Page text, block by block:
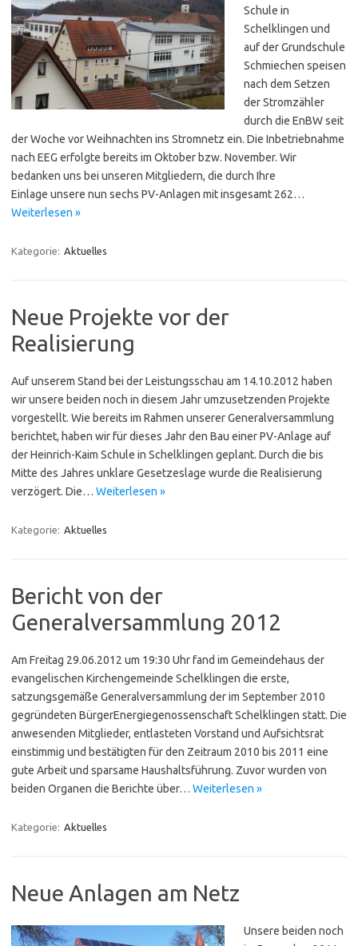
Schule in
Schelklingen und
auf der Grundschule
Schmiechen speisen
nach dem Setzen
der Stromzähler
durch die EnBW seit
der Woche vor Weihnachten ins Stromnetz ein. Die Inbetriebnahme
nach EEG erfolgte bereits im Oktober bzw. November. Wir
bedanken uns bei unseren Mitgliedern, die durch Ihre
Einlage unsere nun sechs PV-Anlagen mit insgesamt 262…
Weiterlesen »
Kategorie: Aktuelles
Neue Projekte vor der
Realisierung
Auf unserem Stand bei der Leistungsschau am 14.10.2012 haben
wir unsere beiden noch in diesem Jahr umzusetzenden Projekte
vorgestellt. Wie bereits im Rahmen unserer Generalversammlung
berichtet, haben wir für dieses Jahr den Bau einer PV-Anlage auf
der Heinrich-Kaim Schule in Schelklingen geplant. Durch die bis
Mitte des Jahres unklare Gesetzeslage wurde die Realisierung
verzögert. Die… Weiterlesen »
Kategorie: Aktuelles
Bericht von der
Generalversammlung 2012
Am Freitag 29.06.2012 um 19:30 Uhr fand im Gemeindehaus der
evangelischen Kirchengemeinde Schelklingen die erste,
satzungsgemäße Generalversammlung der im September 2010
gegründeten BürgerEnergiegenossenschaft Schelklingen statt. Die
anwesenden Mitglieder, entlasteten Vorstand und Aufsichtsrat
einstimmig und bestätigten für den Zeitraum 2010 bis 2011 eine
gute Arbeit und sparsame Haushaltsführung. Zuvor wurden von
beiden Organen die Berichte über… Weiterlesen »
Kategorie: Aktuelles
Neue Anlagen am Netz
Unsere beiden noch